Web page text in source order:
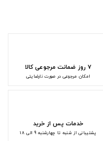
۷ روز ضمانت مرجوعی کالا
امکان مرجوعی در صورت نارضایتی
خدمات پس از خرید
پشتیبانی از شنبه تا چهارشنبه 9 الی 18